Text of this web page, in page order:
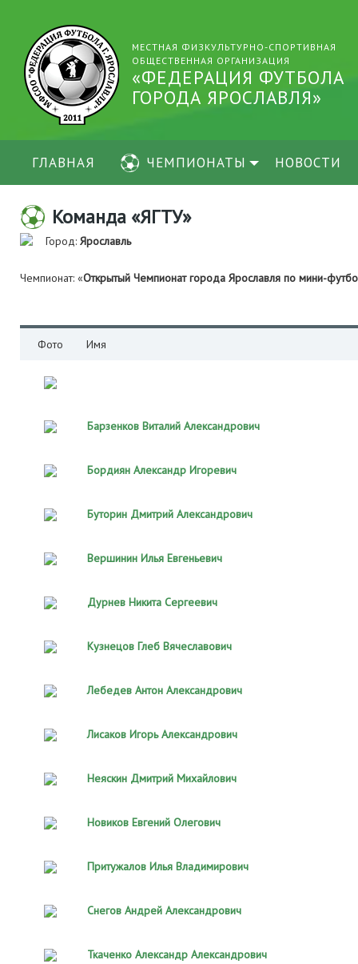
МЕСТНАЯ ФИЗКУЛЬТУРНО-СПОРТИВНАЯ
ОБЩЕСТВЕННАЯ ОРГАНИЗАЦИЯ
«ФЕДЕРАЦИЯ ФУТБОЛА
ГОРОДА ЯРОСЛАВЛЯ»
ГЛАВНАЯ ЧЕМПИОНАТЫ НОВОСТИ
Команда «ЯГТУ»
Город: Ярославль
Чемпионат: «Открытый Чемпионат города Ярославля по мини-
Фото Имя
Барзенков Виталий Александрович
Бордиян Александр Игоревич
Буторин Дмитрий Александрович
Вершинин Илья Евгеньевич
Дурнев Никита Сергеевич
Кузнецов Глеб Вячеславович
Лебедев Антон Александрович
Лисаков Игорь Александрович
Неяскин Дмитрий Михайлович
Новиков Евгений Олегович
Притужалов Илья Владимирович
Снегов Андрей Александрович
Ткаченко Александр Александрович